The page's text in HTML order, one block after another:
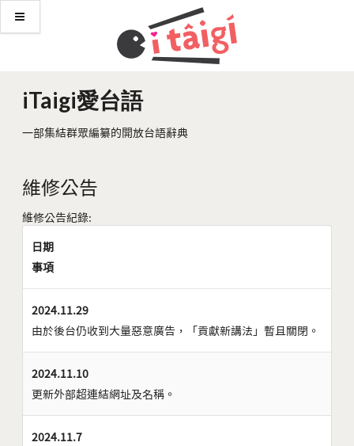
iTaigi愛台語
一部集結群眾編纂的開放台語辭典
維修公告
維修公告紀錄:
日期
事項
2024.11.29
由於後台仍收到大量惡意廣告，「貢獻新講法」暫且關閉。
2024.11.10
更新外部超連結網址及名稱。
2024.11.7